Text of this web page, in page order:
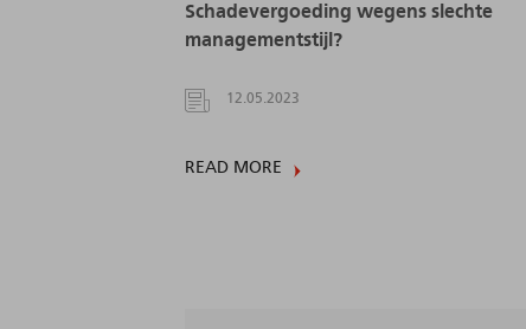
Schadevergoeding wegens slechte
managementstijl?
12.05.2023
READ MORE